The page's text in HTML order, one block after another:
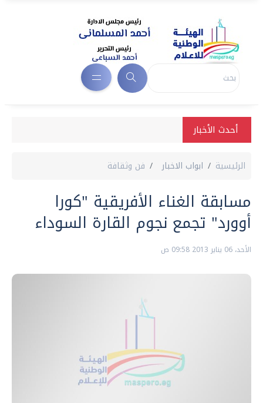
أحدث الأخبار
الرئيسية ابواب الاخبار فن وثقافة
مسابقة الغناء الأفريقية "كورا
أوورد" تجمع نجوم القارة السوداء
الأحد، 06 يناير 2013 09:58 ص